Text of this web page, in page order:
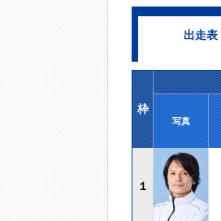
出走表
枠
写真
１